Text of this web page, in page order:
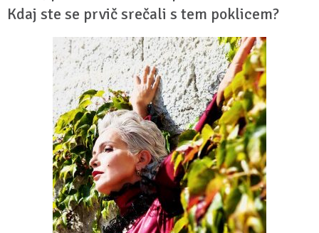
Kdaj ste se prvič srečali s tem poklicem?